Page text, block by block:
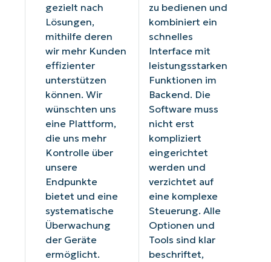
gezielt nach
Lösungen,
mithilfe deren
wir mehr Kunden
effizienter
unterstützen
können. Wir
wünschten uns
eine Plattform,
die uns mehr
Kontrolle über
unsere
Endpunkte
bietet und eine
systematische
Überwachung
der Geräte
ermöglicht.
zu bedienen und
kombiniert ein
schnelles
Interface mit
leistungsstarken
Funktionen im
Backend. Die
Software muss
nicht erst
kompliziert
eingerichtet
werden und
verzichtet auf
eine komplexe
Steuerung. Alle
Optionen und
Tools sind klar
beschriftet,